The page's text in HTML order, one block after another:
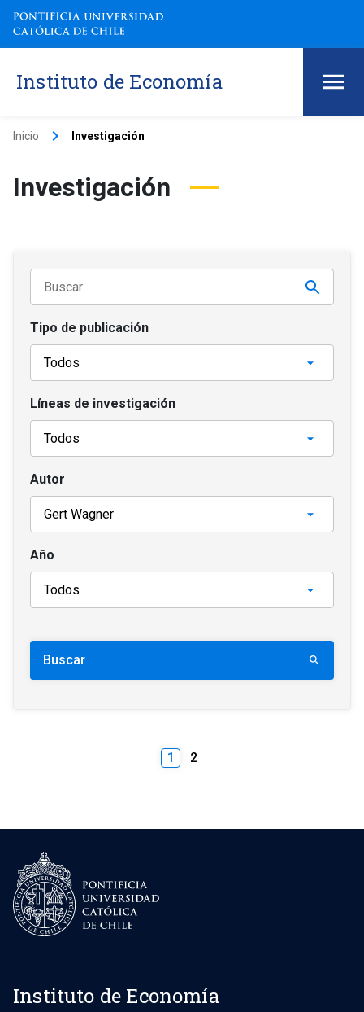
Instituto de Economía
Inicio keyboard_arrow_right Investigación
Investigación
Tipo de publicación
Líneas de investigación
Autor
Año
Buscar search
1 2
Instituto de Economía